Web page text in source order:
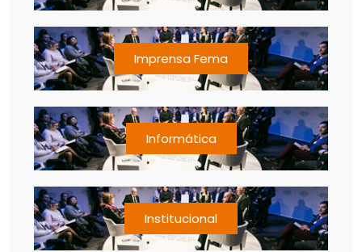
Imprensa Fema
Informática
Institucional